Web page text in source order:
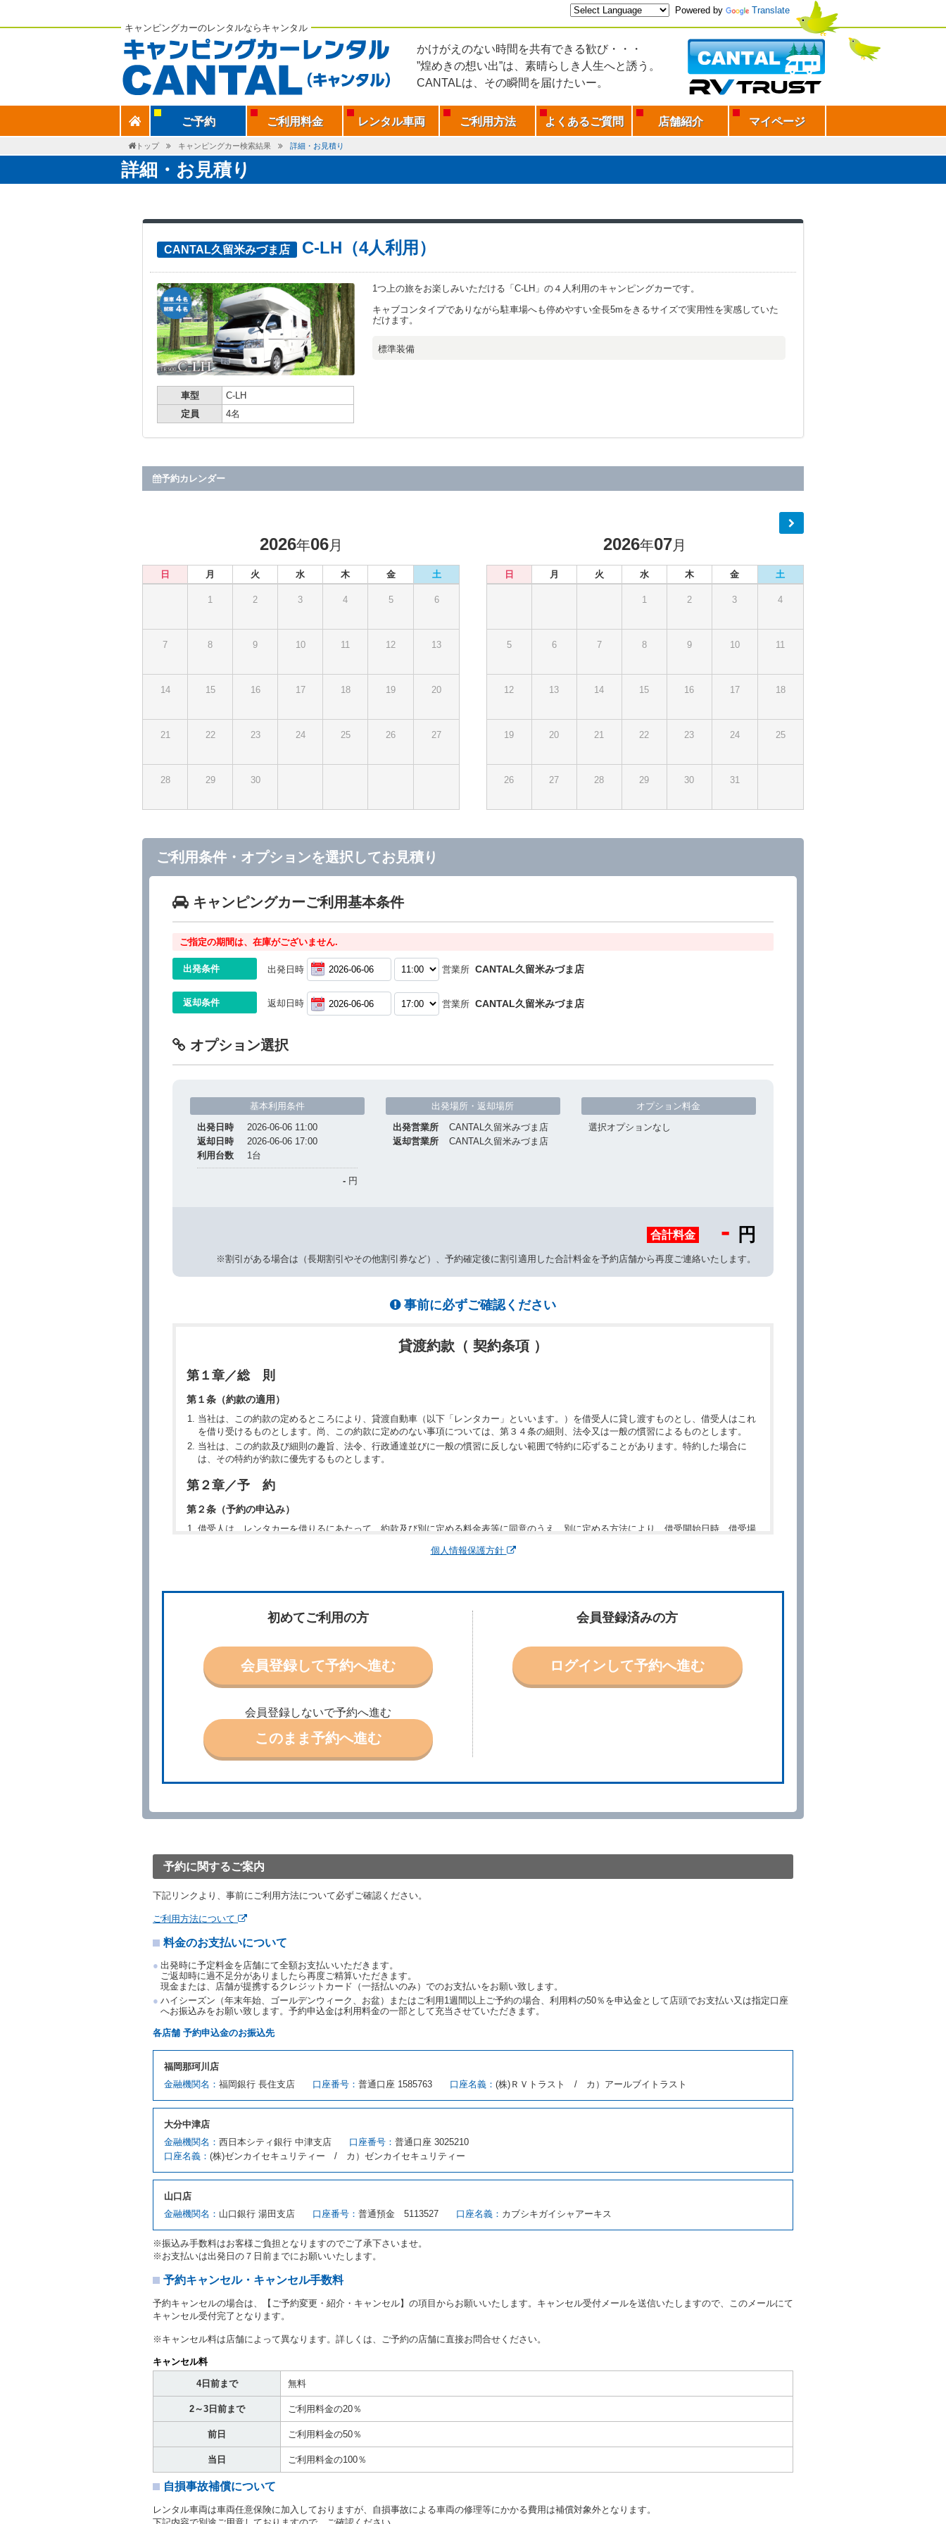
キャンピングカーのレンタルならキャンタル
かけがえのない時間を共有できる歓び・・・
”煌めきの想い出”は、素晴らしき人生へと誘う。
CANTALは、その瞬間を届けたいー。
Powered by Translate
ご予約 ご利用料金 レンタル車両 ご利用方法 よくあるご質問 店舗紹介 マイページ
トップ キャンピングカー検索結果 詳細・お見積り
詳細・お見積り
CANTAL久留米みづま店 C-LH（4人利用）
車型
C-LH
定員
4名
1つ上の旅をお楽しみいただける「C-LH」の４人利用のキャンピングカーです。
キャブコンタイプでありながら駐車場へも停めやすい全長5mをきるサイズで実用性を実感していた
だけます。
標準装備
予約カレンダー
2026年06月
日 月 火 水 木 金 土
1 2 3 4 5 6
7 8 9 10 11 12 13
14 15 16 17 18 19 20
21 22 23 24 25 26 27
28 29 30
2026年07月
日 月 火 水 木 金 土
1 2 3 4
5 6 7 8 9 10 11
12 13 14 15 16 17 18
19 20 21 22 23 24 25
26 27 28 29 30 31
ご利用条件・オプションを選択してお見積り
キャンピングカーご利用基本条件
ご指定の期間は、在庫がございません.
出発条件 出発日時 営業所 CANTAL久留米みづま店
返却条件 返却日時 営業所 CANTAL久留米みづま店
オプション選択
基本利用条件
出発日時
2026-06-06 11:00
返却日時
2026-06-06 17:00
利用台数
1 台
- 円
出発場所・返却場所
出発営業所
CANTAL久留米みづま店
返却営業所
CANTAL久留米みづま店
オプション料金
選択オプションなし
合計料金 - 円
※割引がある場合は（長期割引やその他割引券など）、予約確定後に割引適用した合計料金を予約店舗から再度ご連絡いたします。
事前に必ずご確認ください
貸渡約款（ 契約条項 ）
第１章／総 則
第１条（約款の適用）
当社は、この約款の定めるところにより、貸渡自動車（以下「レンタカー」といいます。）を借受人に貸し渡すものとし、借受人はこれ
を借り受けるものとします。尚、この約款に定めのない事項については、第３４条の細則、法令又は一般の慣習によるものとします。
当社は、この約款及び細則の趣旨、法令、行政通達並びに一般の慣習に反しない範囲で特約に応ずることがあります。特約した場合に
は、その特約が約款に優先するものとします。
第２章／予 約
第２条（予約の申込み）
借受人は、レンタカーを借りるにあたって、約款及び別に定める料金表等に同意のうえ、別に定める方法により、借受開始日時、借受場
予約の申込みを行うことができます。なお、当社は、電話連絡並びに電子メールによる予約に応じますが、予約内容と実際に相違があっ
場合、借受人は、当社が特に認める場合を除き、別に定める予約申込金を支払うものとします。
第３条（予約の変更）
借受人は、前条第１項の借受条件を変更しようとするときは、あらかじめ当社の承諾を受けなければならないものとします。
第４条（予約の取消し等）
借受人は、別に定める方法により予約を取り消すことができます。
借受人が、借受人の都合により予約した借受開始時刻を１時間以上経過してもレンタカー貸渡契約（以下「貸渡契約」といいます。）締
結手続きに着手しなかったときは、予約が取り消されたものとします。
前２項の場合、借受人は、別に定めるところにより予約取消手数料を当社に支払うものとし、当社は、この予約取消手数料の支払いがあ
ったときは、受領済の予約申込金を借受人に返還するものとします。
当社の都合により、予約が取り消されたとき、又は貸渡契約が締結されなかったときは、当社は受領済の予約申込金を返還するものとし
ます。
きは、予約は取り消されたものとします。この場合、当社は受領済の予約申込金を返還するものとします。
当社は、借受人から予約のあった車種クラスのレンタカーを貸し渡すことができないときは、予約と異なる車種クラスのレンタカー（以
渡すものとします。なお、代替レンタカーの貸渡料金が予約された車種クラスの貸渡料金より高くなるときは、予約した車種クラスの貸
渡料金によるものとし、予約された車種クラスの貸渡料金より低くなるときは、当該代替レンタカーの車種クラスの貸渡料金によるもの
借受人は、第１項の代替レンタカーの貸渡しの申入れを拒絶し、予約を取り消すことができるものとします。
前項の場合、第１項の貸渡しをすることができない原因が、当社の責に帰する事由によるときには第４条第４項の予約の取消しとして取
第３項の場合、第１項の貸渡しをすることができない原因が、当社の責に帰さない事由による時には第４条第５項の予約の取消しとして
第６条（免責）
当社及び借受人は、予約が取り消され、又は貸渡契約が締結されなかったことについて、第４条及び第５条に定める場合を除き、相互に
何らの請求をしないものとします。
第３章／貸 渡 し
ます。ただし、貸し渡すことができるレンタカーがない場合又は借受人若しくは運転者が第８条第１項若しくは第２項各号のいずれかに
該当する場合を除きます。
運転者は、貸渡契約の締結にあたり、約款及び細則で運転者の義務と定められた事項を遵守するものとします。
当社は、監督官庁の基本通達（注１）に基づき、貸渡簿(貸渡原票)及び第１３条第１項に規定する貸渡証に運転者の氏名、住所、運転免
許の種類及び運転免許証（注２）の番号を記載し、又は運転者の運転免許証の写しを添付するため、貸渡契約の締結にあたり、借受人に
対し、借受人の指定する運転者（以下「運転者」といいます。）の運転免許証の提示を求めるほか、その写しの提出を求めることがあり
注１）監督官庁の基本通達とは、国土交通省自動車交通局長通達「レンタカーに関する基本通達」（自旅第138号 平成7年6月13日）の
転免許証をいいます。
当社は、貸渡契約の締結にあたり、借受人及び運転者に対し、運転免許証のほかに本人確認ができる書類の提示を求め、及び提出された
書類の写しをとることがあります。
当社は、貸渡契約の締結にあたり、借受人に対し、クレジットカード若しくは現金による支払いを求め、又はその他の支払方法を指定す
ることがあります。
当社は、借受人又は運転者が前3項に従わない場合は、貸渡契約の締結を拒絶するとともに、予約を取消すことができるものとします。
なお、この場合の予約申込金等の扱いについては、第4条第5項を適用するものとします。
第８条（貸渡契約の締結の拒絶）
借受人（運転者）が次の各号のいずれかに該当するときは、貸渡契約を締結することができないものとします。
① 貸し渡すレンタカーの運転に必要な運転免許証を有していないとき、又は運転免許証の提示をせず、もしくは当社が求めたにもかか
わらず、その運転者の運転免許証の写しの提出に同意しないとき。 ② 酒気を帯びていると認められるとき。
③ 麻薬、覚せい剤、シンナー、危険ドラッグ等による中毒症状等を呈していると認められるとき。
④ チャイルドシートがないにもかかわらず６才未満の幼児を同乗させるとき。
⑤ 指定暴力団若しくは指定暴力団関係団体の構成員若しくは関係者又はその他の反社会的組織に属している者であると認められると
き。
⑥ 当社との取引に関し、当社の従業員その他の関係者に対して暴力的行為を行い、若しくは合理的範囲を超える負担を要求し、又は暴
⑦ 風説を流布し、又は偽計若しくは威力を用いて当社の信用をき損し、又は業務を妨害したとき。
個人情報保護方針
初めてご利用の方
会員登録して予約へ進む
会員登録しないで予約へ進む
このまま予約へ進む
会員登録済みの方
ログインして予約へ進む
予約に関するご案内
下記リンクより、事前にご利用方法について必ずご確認ください。
ご利用方法について
料金のお支払いについて
出発時に予定料金を店舗にて全額お支払いいただきます。
ご返却時に過不足分がありましたら再度ご精算いただきます。
現金または、店舗が提携するクレジットカード（一括払いのみ）でのお支払いをお願い致します。
ハイシーズン（年末年始、ゴールデンウィーク、お盆）またはご利用1週間以上ご予約の場合、利用料の50％を申込金として店頭でお支払い又は指定口座
へお振込みをお願い致します。予約申込金は利用料金の一部として充当させていただきます。
各店舗 予約申込金のお振込先
福岡那珂川店
金融機関名： 福岡銀行 長住支店 口座番号： 普通口座 1585763 口座名義： (株)ＲＶトラスト / カ）アールブイトラスト
大分中津店
金融機関名： 西日本シティ銀行 中津支店 口座番号： 普通口座 3025210
口座名義： (株)ゼンカイセキュリティー / カ）ゼンカイセキュリティー
山口店
金融機関名： 山口銀行 湯田支店 口座番号： 普通預金 5113527 口座名義： カブシキガイシャアーキス
※振込み手数料はお客様ご負担となりますのでご了承下さいませ。
※お支払いは出発日の７日前までにお願いいたします。
予約キャンセル・キャンセル手数料
予約キャンセルの場合は、【ご予約変更・紹介・キャンセル】の項目からお願いいたします。キャンセル受付メールを送信いたしますので、このメールにて
キャンセル受付完了となります。
※キャンセル料は店舗によって異なります。詳しくは、ご予約の店舗に直接お問合せください。
キャンセル料
4日前まで 無料
2～3日前まで ご利用料金の20％
前日 ご利用料金の50％
当日 ご利用料金の100％
自損事故補償について
レンタル車両は車両任意保険に加入しておりますが、自損事故による車両の修理等にかかる費用は補償対象外となります。